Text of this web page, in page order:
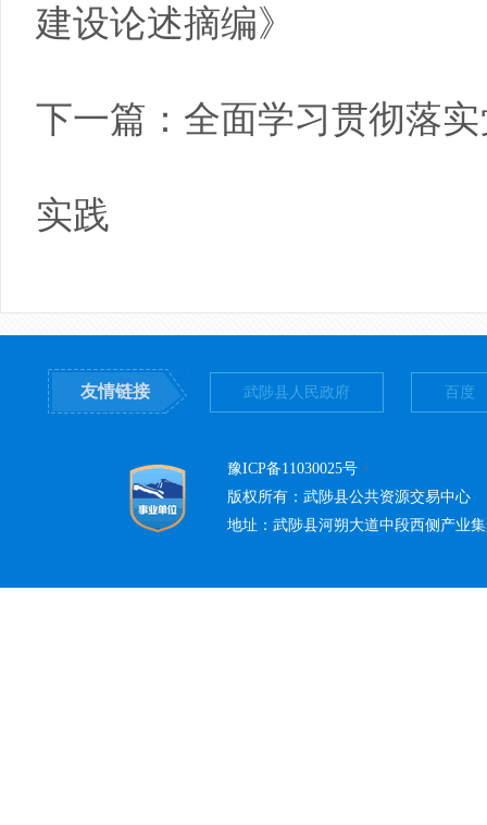
建设论述摘编》
下一篇： 全面学习贯彻落
实践
友情链接 武陟县人民政府 百度
豫ICP备11030025号
版权所有：武陟县公共资源交易中心
地址：武陟县河朔大道中段西侧产业